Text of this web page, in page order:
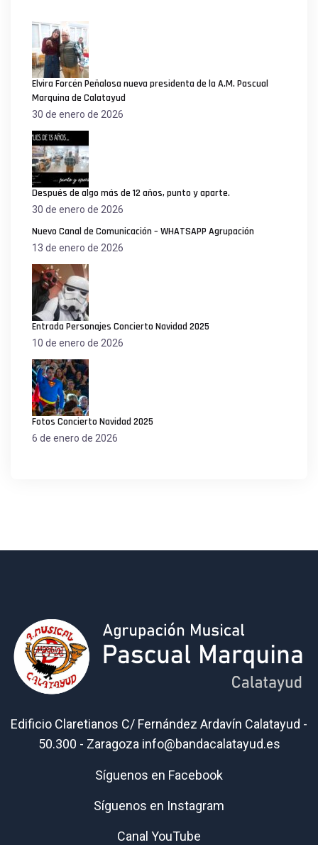
Elvira Forcén Peñalosa nueva presidenta de la A.M. Pascual
Marquina de Calatayud
30 de enero de 2026
Después de algo más de 12 años, punto y aparte.
30 de enero de 2026
Nuevo Canal de Comunicación – WHATSAPP Agrupación
13 de enero de 2026
Entrada Personajes Concierto Navidad 2025
10 de enero de 2026
Fotos Concierto Navidad 2025
6 de enero de 2026
Edificio Claretianos C/ Fernández Ardavín Calatayud -
50.300 - Zaragoza info@bandacalatayud.es
Síguenos en Facebook
Síguenos en Instagram
Canal YouTube